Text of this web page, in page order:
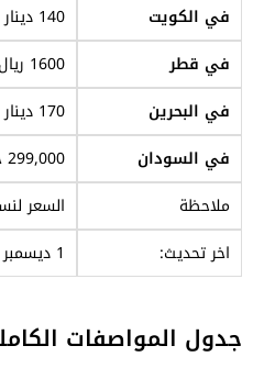
في الكويت
140 دينار
في قطر
1600 ريال
في البحرين
170 دينار
في السودان
299,000 جنيه
ملاحظة
السعر لنسخة 512+12
اخر تحديث:
1 ديسمبر 2025
جدول المواصفات